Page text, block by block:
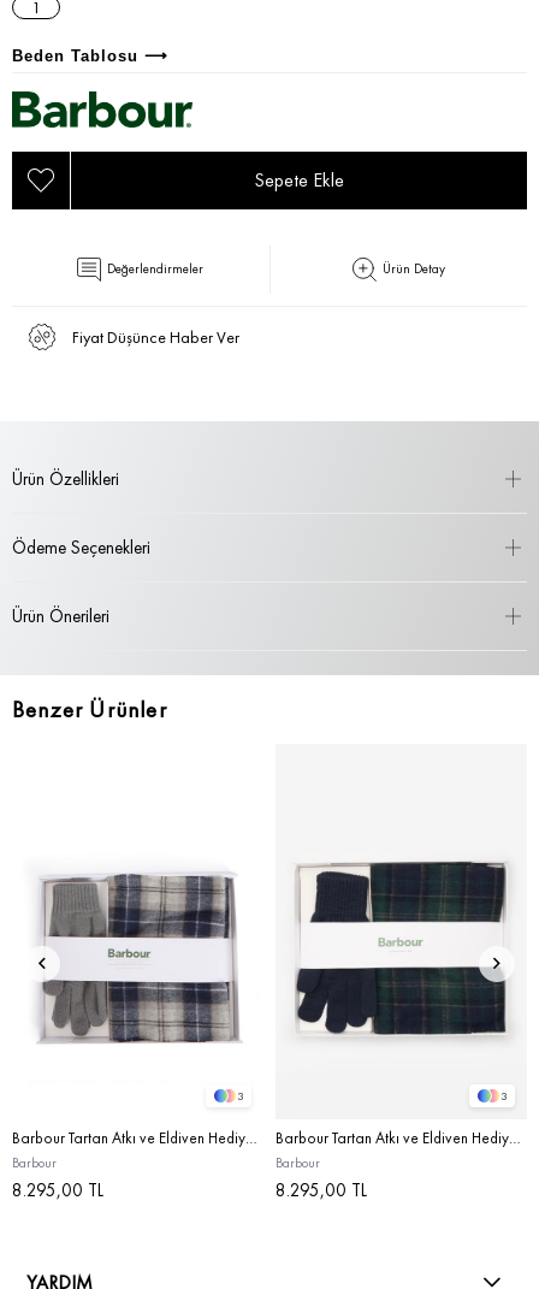
1
Beden Tablosu ⟶
Değerlendirmeler Ürün Detay
Fiyat Düşünce Haber Ver
Ürün Özellikleri
Ödeme Seçenekleri
Ürün Önerileri
Benzer Ürünler
3
Barbour Tartan Atkı ve Eldiven Hediye Seti TN38 Grey Midnight
Barbour
8.295,00 TL
3
Barbour Tartan Atkı ve Eldiven Hediye Seti NY91 Green Loch Tartan
Barbour
8.295,00 TL
YARDIM